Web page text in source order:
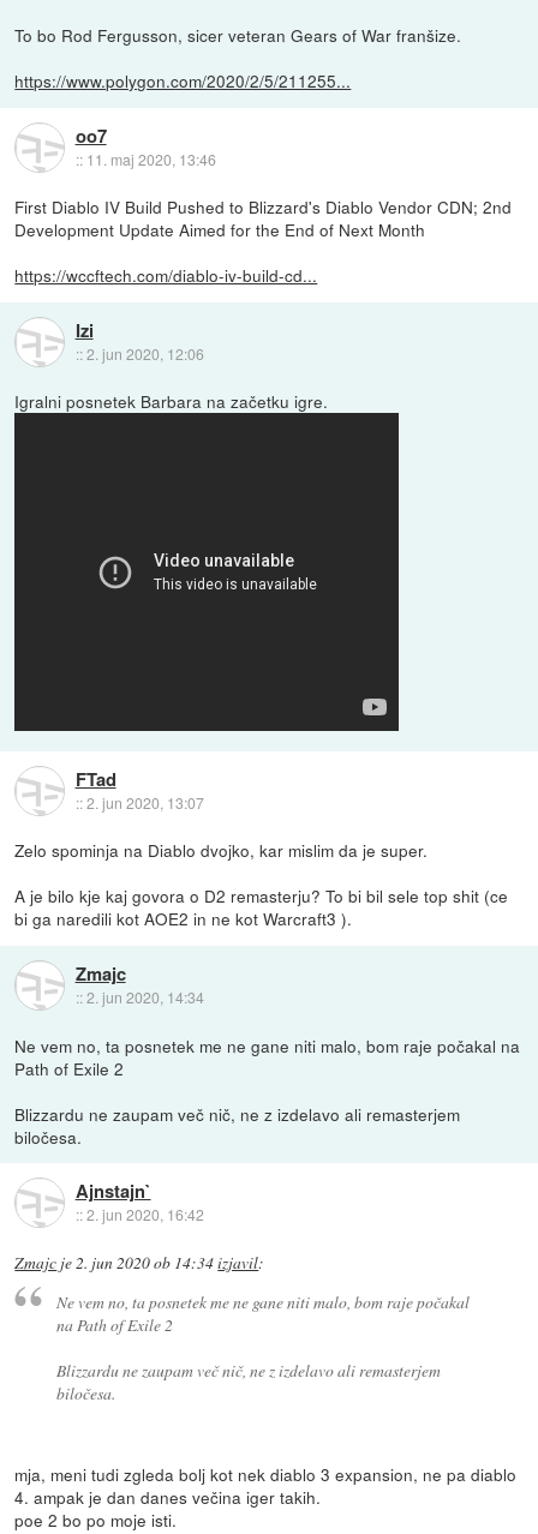
To bo Rod Fergusson, sicer veteran Gears of War franšize.
https://www.polygon.com/2020/2/5/211255...
oo7
:: 11. maj 2020, 13:46
First Diablo IV Build Pushed to Blizzard's Diablo Vendor CDN; 2nd
Development Update Aimed for the End of Next Month
https://wccftech.com/diablo-iv-build-cd...
Izi
::2. jun 2020, 12:06
Igralni posnetek Barbara na začetku igre.
FTad
::2. jun 2020, 13:07
Zelo spominja na Diablo dvojko, kar mislim da je super.
A je bilo kje kaj govora o D2 remasterju? To bi bil sele top shit (ce
bi ga naredili kot AOE2 in ne kot Warcraft3 ).
Zmajc
::2. jun 2020, 14:34
Ne vem no, ta posnetek me ne gane niti malo, bom raje počakal na
Path of Exile 2
Blizzardu ne zaupam več nič, ne z izdelavo ali remasterjem
biločesa.
Ajnstajn`
::2. jun 2020, 16:42
Zmajc je 2. jun 2020 ob 14:34izjavil:
Ne vem no, ta posnetek me ne gane niti malo, bom raje počakal
na Path of Exile 2
Blizzardu ne zaupam več nič, ne z izdelavo ali remasterjem
biločesa.
mja, meni tudi zgleda bolj kot nek diablo 3 expansion, ne pa diablo
4. ampak je dan danes večina iger takih.
poe 2 bo po moje isti.